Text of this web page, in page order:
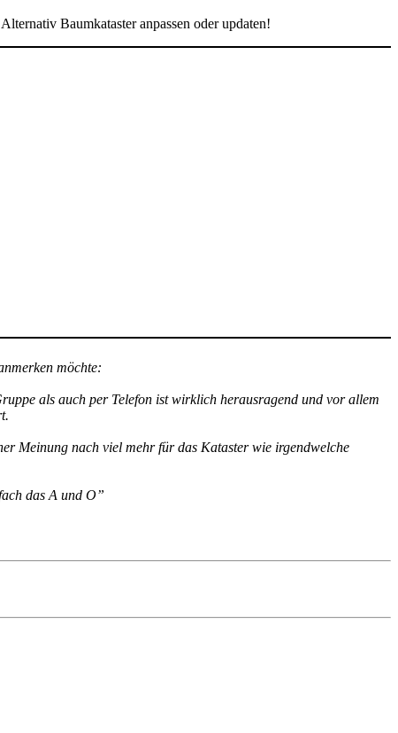
Baumkataster anpassen oder updaten!
möchte:
als auch per Telefon ist wirklich herausragend und vor allem
Meinung nach viel mehr für das Kataster wie irgendwelche
das A und O”